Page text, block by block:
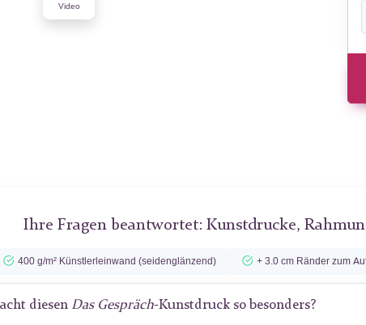
Video
Ihre Fragen beantwortet: Kunstdrucke,
400 g/m² Künstlerleinwand (seidenglänzend) + 3.0 cm Ränder zum
diesen Das Gespräch-Kunstdruck so besonders?